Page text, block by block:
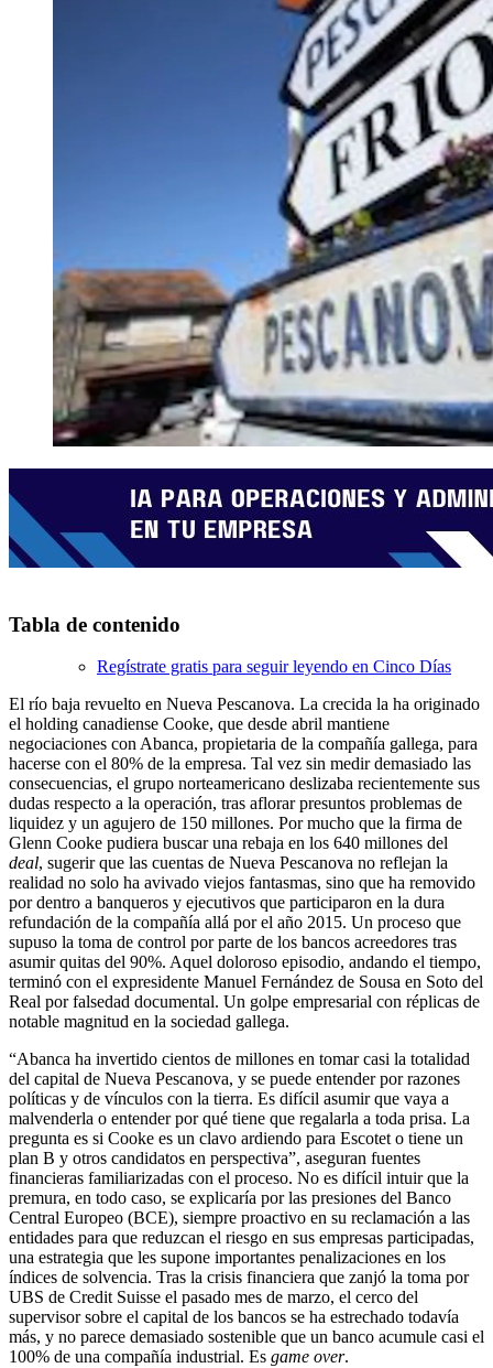
Tabla de contenido
Regístrate gratis para seguir leyendo en Cinco Días
El río baja revuelto en Nueva Pescanova. La crecida la ha originado
el holding canadiense Cooke, que desde abril mantiene
negociaciones con Abanca, propietaria de la compañía gallega, para
hacerse con el 80% de la empresa. Tal vez sin medir demasiado las
consecuencias, el grupo norteamericano deslizaba recientemente sus
dudas respecto a la operación, tras aflorar presuntos problemas de
liquidez y un agujero de 150 millones. Por mucho que la firma de
Glenn Cooke pudiera buscar una rebaja en los 640 millones del
deal, sugerir que las cuentas de Nueva Pescanova no reflejan la
realidad no solo ha avivado viejos fantasmas, sino que ha removido
por dentro a banqueros y ejecutivos que participaron en la dura
refundación de la compañía allá por el año 2015. Un proceso que
supuso la toma de control por parte de los bancos acreedores tras
asumir quitas del 90%. Aquel doloroso episodio, andando el tiempo,
terminó con el expresidente Manuel Fernández de Sousa en Soto del
Real por falsedad documental. Un golpe empresarial con réplicas de
notable magnitud en la sociedad gallega.
“Abanca ha invertido cientos de millones en tomar casi la totalidad
del capital de Nueva Pescanova, y se puede entender por razones
políticas y de vínculos con la tierra. Es difícil asumir que vaya a
malvenderla o entender por qué tiene que regalarla a toda prisa. La
pregunta es si Cooke es un clavo ardiendo para Escotet o tiene un
plan B y otros candidatos en perspectiva”, aseguran fuentes
financieras familiarizadas con el proceso. No es difícil intuir que la
premura, en todo caso, se explicaría por las presiones del Banco
Central Europeo (BCE), siempre proactivo en su reclamación a las
entidades para que reduzcan el riesgo en sus empresas participadas,
una estrategia que les supone importantes penalizaciones en los
índices de solvencia. Tras la crisis financiera que zanjó la toma por
UBS de Credit Suisse el pasado mes de marzo, el cerco del
supervisor sobre el capital de los bancos se ha estrechado todavía
más, y no parece demasiado sostenible que un banco acumule casi el
100% de una compañía industrial. Es game over.